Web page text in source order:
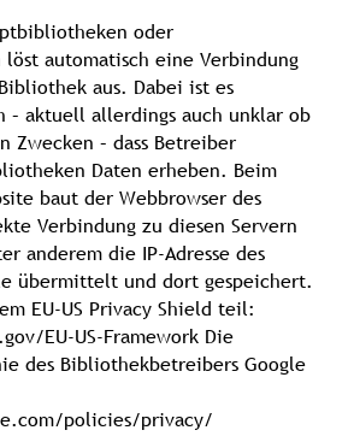
oder
automatisch eine Verbindung
aus. Dabei ist es
– aktuell allerdings auch unklar ob
Zwecken – dass Betreiber
Daten erheben. Beim
baut der Webbrowser des
Verbindung zu diesen Servern
anderem die IP-Adresse des
übermittelt und dort gespeichert.
EU-US Privacy Shield teil:
EU-US-Framework Die
des Bibliothekbetreibers Google
policies/privacy/